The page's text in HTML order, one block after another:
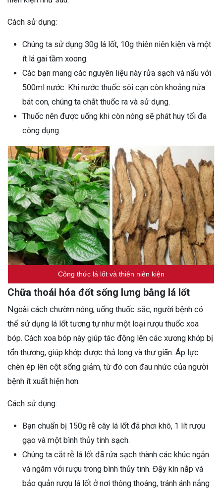
Cách sử dụng:
Chúng ta sử dụng 30g lá lốt, 10g thiên niên kiện và một
ít lá gai tầm xoong.
Các bạn mang các nguyên liệu này rửa sạch và nấu với
500ml nước. Khi nước thuốc sôi cạn còn khoảng nửa
bát con, chúng ta chắt thuốc ra và sử dụng.
Thuốc nên được uống khi còn nóng sẽ phát huy tối đa
công dụng.
Công thức lá lốt và thiên niên kiện
Chữa thoái hóa đốt sống lưng bằng lá lốt
Ngoài cách chườm nóng, uống thuốc sắc, người bệnh có
thể sử dụng lá lốt tương tự như một loại rượu thuốc xoa
bóp. Cách xoa bóp này giúp tác động lên các xương khớp bị
tổn thương, giúp khớp được thả long và thư giãn. Áp lực
chèn ép lên cột sống giảm, từ đó cơn đau nhức của người
bệnh ít xuất hiện hơn.
Cách sử dụng:
Bạn chuẩn bị 150g rễ cây lá lốt đã phơi khô, 1 lít rượu
gạo và một bình thủy tinh sạch.
Chúng ta cắt rễ lá lốt đã rửa sạch thành các khúc ngắn
và ngâm với rượu trong bình thủy tinh. Đậy kín nắp và
bảo quản rượu lá lốt ở nơi thông thoáng, tránh ánh nắng